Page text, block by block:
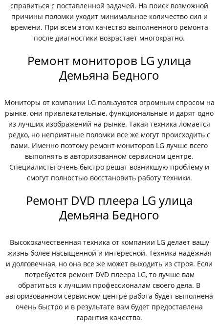
справиться с поставленной задачей. На поиск возможной
причины поломки уходит минимальное количество сил и
времени. При всем этом качество выполненного ремонта
после диагностики возрастает многократно.
Ремонт мониторов LG улица
Демьяна Бедного
Мониторы от компании LG пользуются огромным спросом на
рынке, они привлекательные, функциональные и дарят одно
из лучших изображений на рынке. Такая техника ломается
редко, но неприятные поломки все же могут происходить с
вами. Именно поэтому ремонт мониторов LG лучше всего
выполнять в авторизованном сервисном центре.
Специалисты очень быстро решат возникшую проблему и
смогут полностью восстановить работу техники.
Ремонт DVD плеера LG улица
Демьяна Бедного
Высококачественная техника от компании LG делает вашу
жизнь более насыщенной и интересной. Техника надежная
и долговечная, но она все же может выходить из строя. Если
потребуется ремонт DVD плеера LG, то лучше вам
обратиться к лучшим профессионалам своего дела. В
авторизованном сервисном центре работа будет выполнена
очень быстро и в результате вам будет предоставлена
гарантия качества.